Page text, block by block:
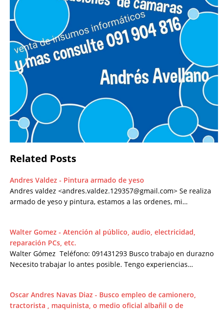
Related Posts
Andres Valdez - Pintura armado de yeso
Andres valdez <andres.valdez.129357@gmail.com> Se realiza
armado de yeso y pintura, estamos a las ordenes, mi…
Walter Gomez - Atención al público, audio, electricidad,
reparación PCs, etc.
Walter Gómez Teléfono: 091431293 Busco trabajo en durazno
Necesito trabajar lo antes posible. Tengo experiencias…
Oscar Andres Navas Diaz - Busco empleo de camionero,
tractorista , maquinista, o medio oficial albañil o de